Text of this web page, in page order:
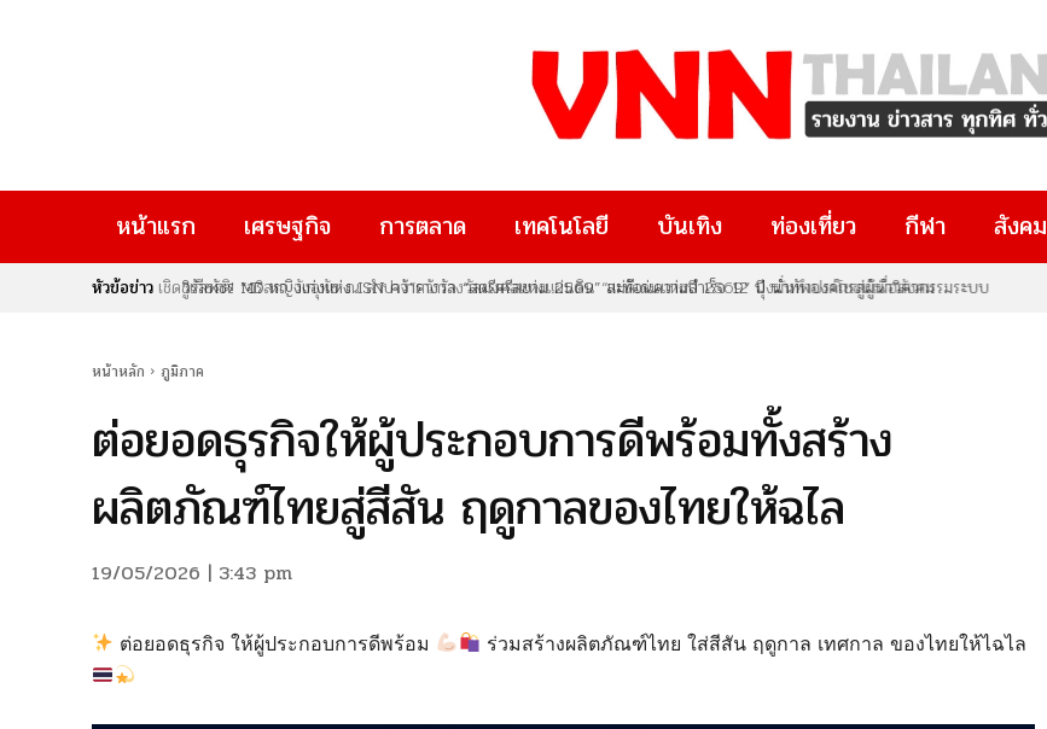
หน้าแรก เศรษฐกิจ การตลาด เทคโนโลยี บันเทิง ท่องเที่ยว กีฬา สังคม
หัวข้อข่าว
วิรัลพัชร MD หญิงเก่งแห่ง ISN คว้ารางวัล “สตรีศรีสยาม 2569” สะท้อนความสำเร็จ 12 ปี นำทัพองค์กรสู่ผู้นำวิศวกรรมระบบ
หน้าหลัก ภูมิภาค
ต่อยอดธุรกิจให้ผู้ประกอบการดีพร้อมทั้งสร้าง
ผลิตภัณฑ์ไทยสู่สีสัน ฤดูกาลของไทยให้ฉไล
19/05/2026 | 3:43 pm
ต่อยอดธุรกิจ ให้ผู้ประกอบการดีพร้อม ร่วมสร้างผลิตภัณฑ์ไทย ใส่สีสัน ฤดูกาล เทศกาล ของไทยให้ไฉไล